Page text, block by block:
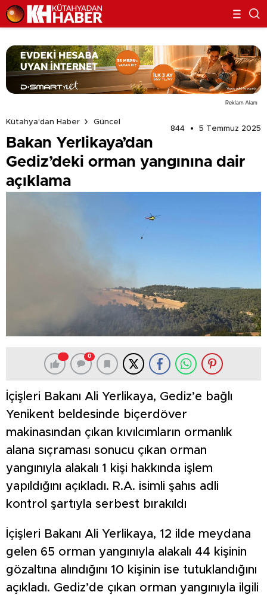
Reklam Alanı
Kütahya'dan Haber
Güncel
844
5 Temmuz 2025
Bakan Yerlikaya’dan
Gediz’deki orman yangınına dair
açıklama
0
İçişleri Bakanı Ali Yerlikaya, Gediz’e bağlı
Yenikent beldesinde biçerdöver
makinasından çıkan kıvılcımların ormanlık
alana sıçraması sonucu çıkan orman
yangınıyla alakalı 1 kişi hakkında işlem
yapıldığını açıkladı. R.A. isimli şahıs adli
kontrol şartıyla serbest bırakıldı
İçişleri Bakanı Ali Yerlikaya, 12 ilde meydana
gelen 65 orman yangınıyla alakalı 44 kişinin
gözaltına alındığını 10 kişinin ise tutuklandığını
açıkladı. Gediz’de çıkan orman yangınıyla ilgili